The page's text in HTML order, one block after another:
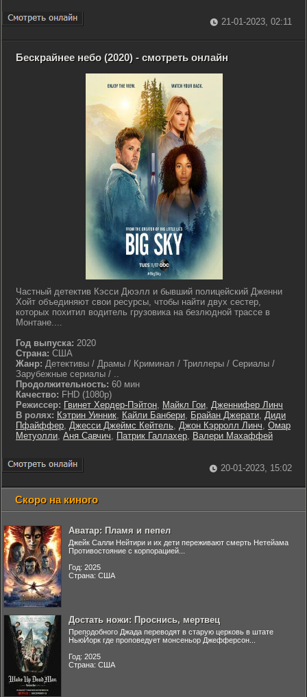
21-01-2023, 02:11
Бескрайнее небо (2020) - смотреть онлайн
Частный детектив Кэсси Дюэлл и бывший полицейский Дженни
Хойт объединяют свои ресурсы, чтобы найти двух сестер,
которых похитил водитель грузовика на безлюдной трассе в
Монтане....
Год выпуска: 2020
Страна: США
Жанр: Детективы / Драмы / Криминал / Триллеры / Сериалы /
Зарубежные сериалы / ..
Продолжительность: 60 мин
Качество: FHD (1080p)
Режиссер: Гвинет Хердер-Пэйтон, Майкл Гои, Дженнифер Линч
В ролях: Кэтрин Уинник, Кайли Банбери, Брайан Джерати, Диди
Пфайффер, Джесси Джеймс Кейтель, Джон Кэрролл Линч, Омар
Метуолли, Аня Савчич, Патрик Галлахер, Валери Махаффей
20-01-2023, 15:02
Скоро на киного
Аватар: Пламя и пепел
Джейк Салли Нейтири и их дети переживают смерть Нетейама
Противостояние с корпорацией...
Год: 2025
Страна: США
Достать ножи: Проснись, мертвец
Преподобного Джада переводят в старую церковь в штате
НьюЙорк где проповедует монсеньор Джефферсон...
Год: 2025
Страна: США